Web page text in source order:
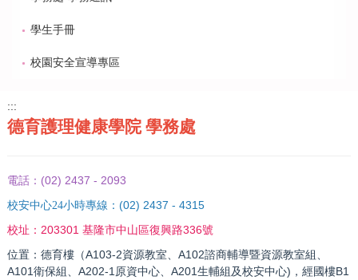
學生手冊
校園安全宣導專區
:::
德育護理健康學院 學務處
電話： (02) 2437 - 2093
校安中心24小時專線： (02) 2437 - 4315
校址： 203301 基隆市中山區復興路336號
位置：德育樓（A103-2資源教室、A102諮商輔導暨資源教室組、
A101衛保組、A202-1原資中心、A201生輔組及校安中心)，經國樓B1